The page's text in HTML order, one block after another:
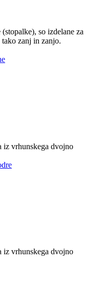
so izdelane za
zanj in zanjo.
iz vrhunskega dvojno
iz vrhunskega dvojno